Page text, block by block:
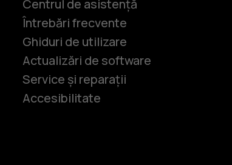
Centrul de asistență
Întrebări frecvente
Ghiduri de utilizare
Actualizări de software
Service și reparații
Accesibilitate